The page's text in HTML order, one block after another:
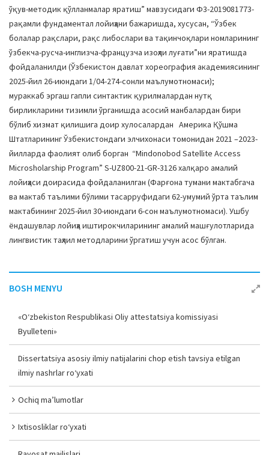
ўқув-методик қўлланмалар яратиш” мавзусидаги Ф3-2019081773-
рақамли фундаментал лойиҳани бажаришда, хусусан, “Ўзбек
болалар рақслари, рақс либослари ва тақинчоқлари номларининг
ўзбекча-русча-инглизча-французча изоҳли луғати”ни яратишда
фойдаланилди (Ўзбекистон давлат хореография академиясининг
2025-йил 26-июндаги 1/04-274-сонли маълумотномаси);
мураккаб эргаш гапли синтактик қурилмалардан нутқ
бирликларини тизимли ўрганишда асосий манбалардан бири
бўлиб хизмат қилишига доир хулосалардан Америка Қўшма
Штатларининг Ўзбекистондаги элчихонаси томонидан 2021 –2023-
йилларда фаолият олиб борган “Mindonobod Satellite Access
Microsholarship Program” S-UZ800-21-GR-3126 халқаро амалий
лойиҳаси доирасида фойдаланилган (Фарғона тумани мактабгача
ва мактаб таълими бўлими тасарруфидаги 62-умумий ўрта таълим
мактабининг 2025-йил 30-июндаги 6-сон маълумотномаси). Ушбу
ёндашувлар лойиҳа иштирокчиларининг амалий машғулотларида
лингвистик таҳлил методларини ўргатиш учун асос бўлган.
BOSH MENYU
«O‘zbekiston Respublikasi Oliy attestatsiya komissiyasi
Byulleteni»
Dissertatsiya asosiy ilmiy natijalarini chop etish tavsiya etilgan
ilmiy nashrlar ro‘yxati
Ochiq ma’lumotlar
Ixtisosliklar ro‘yxati